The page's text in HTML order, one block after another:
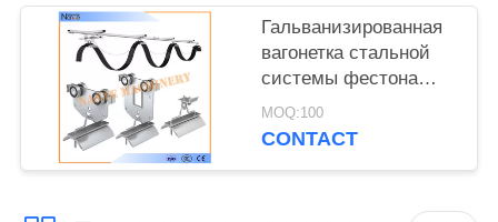
Гальванизированная
вагонетка стальной
системы фестона
следа c надземная
для плоских кабелей
MOQ:100
CONTACT